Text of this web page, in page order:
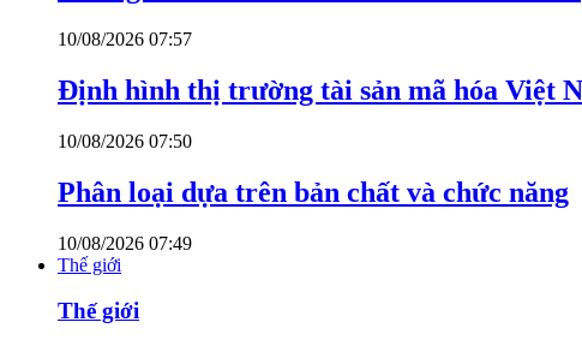
10/08/2026 07:57
Định hình thị trường tài sản mã hóa Việt
10/08/2026 07:50
Phân loại dựa trên bản chất và chức năng
10/08/2026 07:49
Thế giới
Thế giới